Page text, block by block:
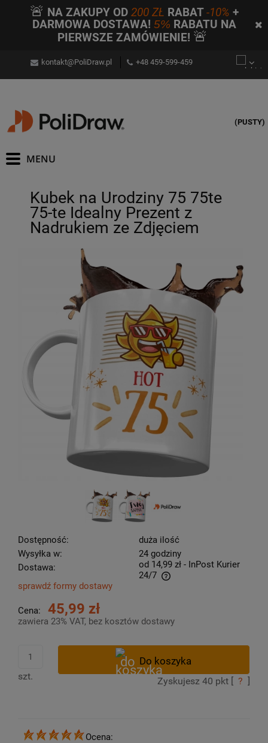
🚨 NA ZAKUPY OD200 ZŁ RABAT-10% +
DARMOWA DOSTAWA! 5% RABATU NA
PIERWSZE ZAMÓWIENIE! 🚨
kontakt@PoliDraw.pl +48 459-599-459
(PUSTY)
Kubek na Urodziny 75 75te
75-te Idealny Prezent z
Nadrukiem ze Zdjęciem
Dostępność:
duża ilość
Wysyłka w:
24 godziny
Dostawa:
od 14,99 zł - InPost Kurier
24/7
Cena nie zawiera ewentualnych kosztów płatności
sprawdź formy dostawy
Cena: 45,99 zł
zawiera 23% VAT, bez kosztów dostawy
szt. Zyskujesz 40 pkt [ ? ]
Ocena: